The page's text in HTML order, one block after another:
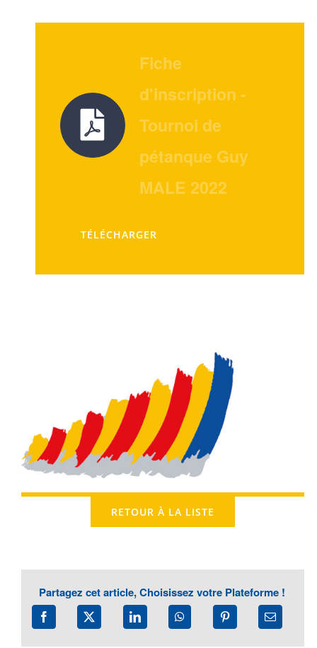
Fiche
d'inscription -
Tournoi de
pétanque Guy
MALE 2022
TÉLÉCHARGER
RETOUR À LA LISTE
Partagez cet article, Choisissez votre Plateforme !